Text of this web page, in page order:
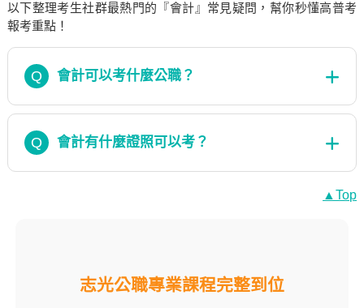
以下整理考生社群最熱門的『會計』常見疑問，幫你秒懂高普考
報考重點！
Q 會計可以考什麼公職？
Q 會計有什麼證照可以考？
▲Top
志光公職專業課程完整到位